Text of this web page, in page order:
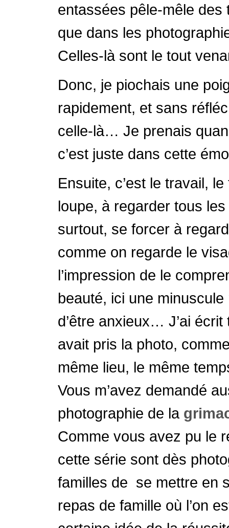
entassées pêle-mêle
que dans les
Celles-là sont le tout
Donc, je piochais une
rapidement, et sans
celle-là… Je prenais
c’est juste dans cette
Ensuite, c’est le travail,
loupe, à regarder tous
surtout, se forcer à
comme on regarde le
l’impression de le
beauté, ici une
d’être anxieux… J’ai
avait pris la photo,
même lieu, le même
Vous m’avez demandé
photographie de la
Comme vous avez pu le
cette série sont dès
familles de se mettre en
repas de famille où l’on